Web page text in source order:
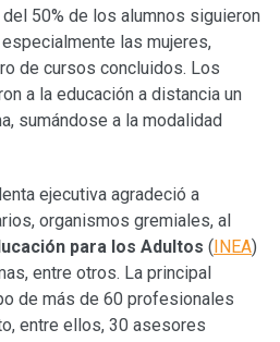
50% de los alumnos siguieron
las mujeres,
de cursos concluidos. Los
a la educación a distancia un
sumándose a la modalidad
ejecutiva agradeció a
organismos gremiales, al
para los Adultos (INEA)
entre otros. La principal
de más de 60 profesionales
entre ellos, 30 asesores